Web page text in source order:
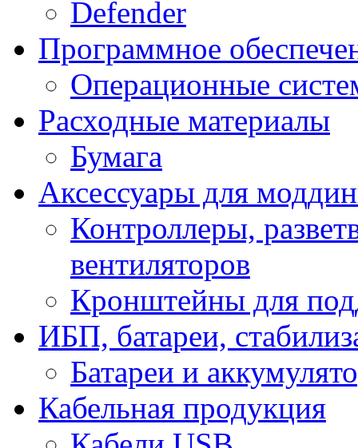
Defender
Программное
Операционные
Расходные материалы
Бумага
Аксессуары для
Контроллеры,
вентиляторов
Кронштейны для
ИБП, батареи,
Батареи и
Кабельная продукция